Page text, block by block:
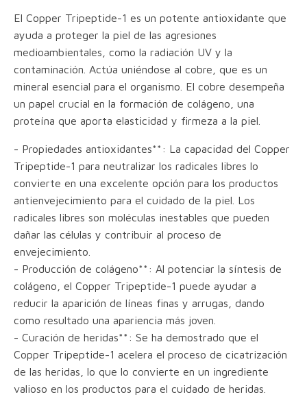
El Copper Tripeptide-1 es un potente antioxidante que
ayuda a proteger la piel de las agresiones
medioambientales, como la radiación UV y la
contaminación. Actúa uniéndose al cobre, que es un
mineral esencial para el organismo. El cobre desempeña
un papel crucial en la formación de colágeno, una
proteína que aporta elasticidad y firmeza a la piel.
- Propiedades antioxidantes**: La capacidad del Copper
Tripeptide-1 para neutralizar los radicales libres lo
convierte en una excelente opción para los productos
antienvejecimiento para el cuidado de la piel. Los
radicales libres son moléculas inestables que pueden
dañar las células y contribuir al proceso de
envejecimiento.
- Producción de colágeno**: Al potenciar la síntesis de
colágeno, el Copper Tripeptide-1 puede ayudar a
reducir la aparición de líneas finas y arrugas, dando
como resultado una apariencia más joven.
- Curación de heridas**: Se ha demostrado que el
Copper Tripeptide-1 acelera el proceso de cicatrización
de las heridas, lo que lo convierte en un ingrediente
valioso en los productos para el cuidado de heridas.